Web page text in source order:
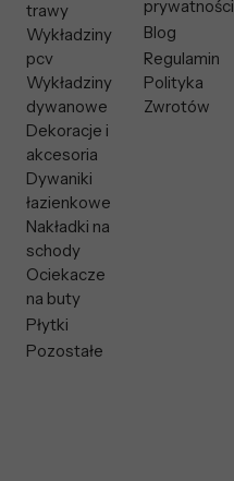
trawy
Wykładziny
pcv
Wykładziny
dywanowe
Dekoracje i
akcesoria
Dywaniki
łazienkowe
Nakładki na
schody
Ociekacze
na buty
Płytki
Pozostałe
prywatności
Blog
Regulamin
Polityka
Zwrotów